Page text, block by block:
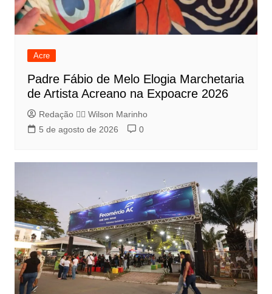
Acre
Padre Fábio de Melo Elogia Marchetaria
de Artista Acreano na Expoacre 2026
Redação 👨‍⚖️​ Wilson Marinho
5 de agosto de 2026
0